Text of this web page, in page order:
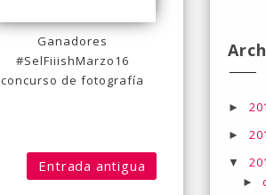
Ganadores
#SelFiiishMarzo16
concurso de fotografía
Entrada antigua
►
►
▼
►